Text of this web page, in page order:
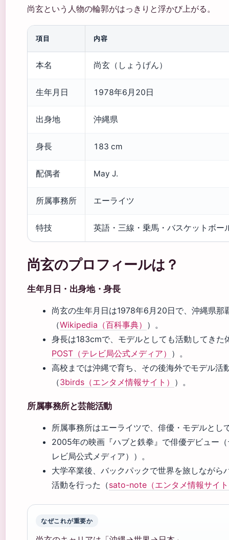
尚玄という人物の輪郭がはっきりと浮かび上がる。
項目 内容
本名 尚玄（しょうげん）
生年月日 1978年6月20日
出身地 沖縄県
身長 183 cm
配偶者 May J.
所属事務所 エーライツ
特技 英語・三線・乗馬・バスケットボー
尚玄のプロフィールは？
生年月日・出身地・身長
尚玄の生年月日は1978年6月20日で、沖縄県那
（Wikipedia（百科事典） ）。
身長は183cmで、モデルとしても活動してきた
POST（テレビ局公式メディア） ）。
高校までは沖縄で育ち、その後海外でモデル活
（3birds（エンタメ情報サイト） ）。
所属事務所と芸能活動
所属事務所はエーライツで、俳優・モデルとし
2005年の映画『ハブと鉄拳』で俳優デビュー
レビ局公式メディア））。
大学卒業後、バックパックで世界を旅しながら
活動を行った（sato-note（エンタメ情報サイ
なぜこれが重要か